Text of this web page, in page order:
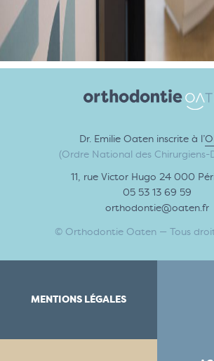
Dr. Emilie Oaten inscrite à l’
(Ordre National des Chirurgiens-
11, rue Victor Hugo 24 000
05 53 13 69 59
orthodontie@oaten.fr
© Orthodontie Oaten — Tous
MENTIONS LÉGALES